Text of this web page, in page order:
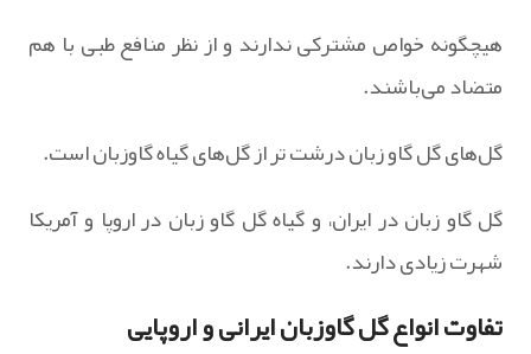
هیچگونه خواص مشترکی ندارند و از نظر منافع طبی با هم
متضاد می‌باشند.
گل‌های گل گاو زبان درشت تر از گل‌های گیاه گاوزبان است.
گل گاو زبان در ایران، و گیاه گل گاو زبان در اروپا و آمریکا
شهرت زیادی دارند.
تفاوت انواع گل گاوزبان ایرانی و اروپایی